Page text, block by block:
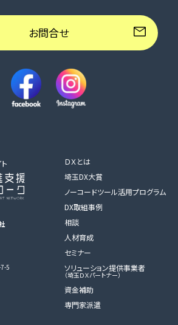
お問合せ
5
ＤＸとは
埼玉DX大賞
ノーコードツール活用プログラム
DX取組事例
相談
人材育成
セミナー
ソリューション提供事業者
（埼玉ＤＸパートナー）
資金補助
専門家派遣